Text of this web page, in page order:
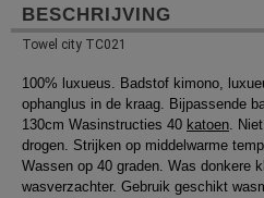
BESCHRIJVING
Towel city TC021
100% luxueus. Badstof kimono,
ophanglus in de kraag. Bijpassende
130cm Wasinstructies 40 katoen.
drogen. Strijken op middelwarme
Wassen op 40 graden. Was donkere
wasverzachter. Gebruik geschikt